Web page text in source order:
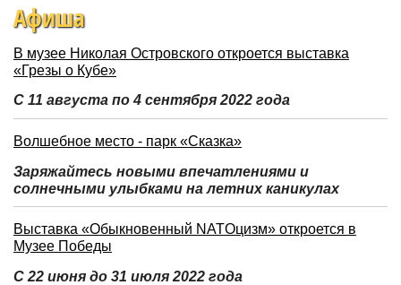
Афиша
В музее Николая Островского откроется выставка
«Грезы о Кубе»
С 11 августа по 4 сентября 2022 года
Волшебное место - парк «Сказка»
Заряжайтесь новыми впечатлениями и
солнечными улыбками на летних каникулах
Выставка «Обыкновенный NATOцизм» откроется в
Музее Победы
С 22 июня до 31 июля 2022 года